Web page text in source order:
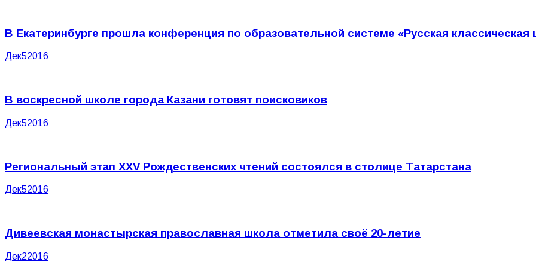
В Екатеринбурге прошла конференция по образовательной системе «Русская классическая
Дек52016
В воскресной школе города Казани готовят поисковиков
Дек52016
Региональный этап XXV Рождественских чтений состоялся в столице Татарстана
Дек52016
Дивеевская монастырская православная школа отметила своё 20-летие
Дек22016